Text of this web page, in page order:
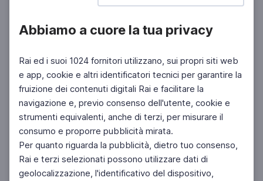
Abbiamo a cuore la tua privacy
Rai ed i suoi 1024 fornitori utilizzano, sui propri siti web
e app, cookie e altri identificatori tecnici per garantire la
fruizione dei contenuti digitali Rai e facilitare la
navigazione e, previo consenso dell'utente, cookie e
strumenti equivalenti, anche di terzi, per misurare il
consumo e proporre pubblicità mirata.
Per quanto riguarda la pubblicità, dietro tuo consenso,
Rai e terzi selezionati possono utilizzare dati di
geolocalizzazione, l'identificativo del dispositivo,